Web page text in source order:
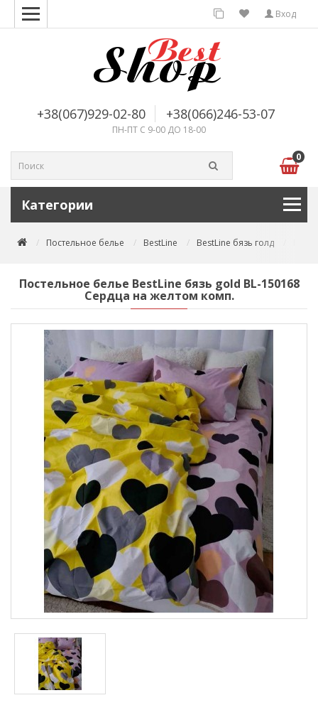
Вход
+38(067)929-02-80 +38(066)246-53-07
ПН-ПТ С 9-00 ДО 18-00
0
Категории
Постельное белье BestLine BestLine бязь голд
Постельное белье BestLine бязь gold BL-150168
Сердца на жeлтом комп.